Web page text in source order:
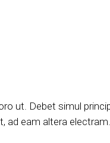
ut. Debet simul
ad eam altera